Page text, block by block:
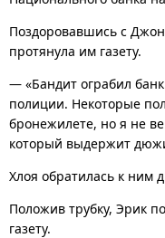
Поздоровавшись с
протянула им газету.
— «Бандит ограбил
полиции. Некоторые
бронежилете, но я не
который выдержит
Хлоя обратилась к ним
Положив трубку, Эрик
газету.